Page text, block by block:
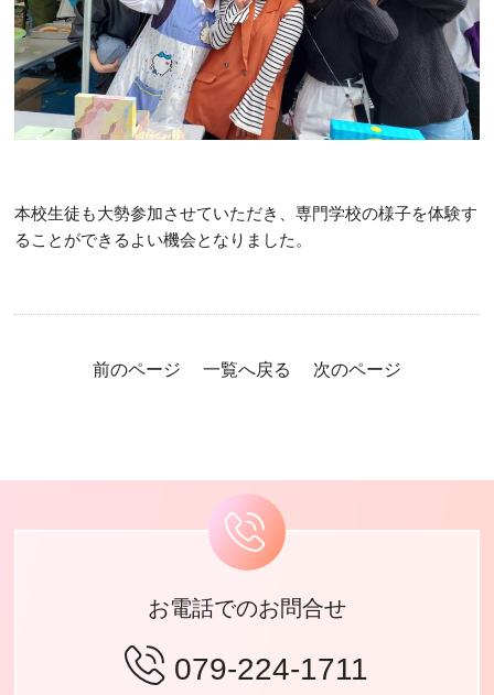
本校生徒も大勢参加させていただき、専門学校の様子を体験す
ることができるよい機会となりました。
前のページ 次のページ
一覧へ戻る
お電話でのお問合せ
079-224-1711